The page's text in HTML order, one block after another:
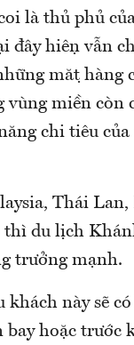
là thủ phủ
đây hiện vẫn
mặt hàng
vùng miền còn
chi tiêu của
Thái
thì du lịch
trưởng mạnh.
khách này sẽ
bay hoặc trước